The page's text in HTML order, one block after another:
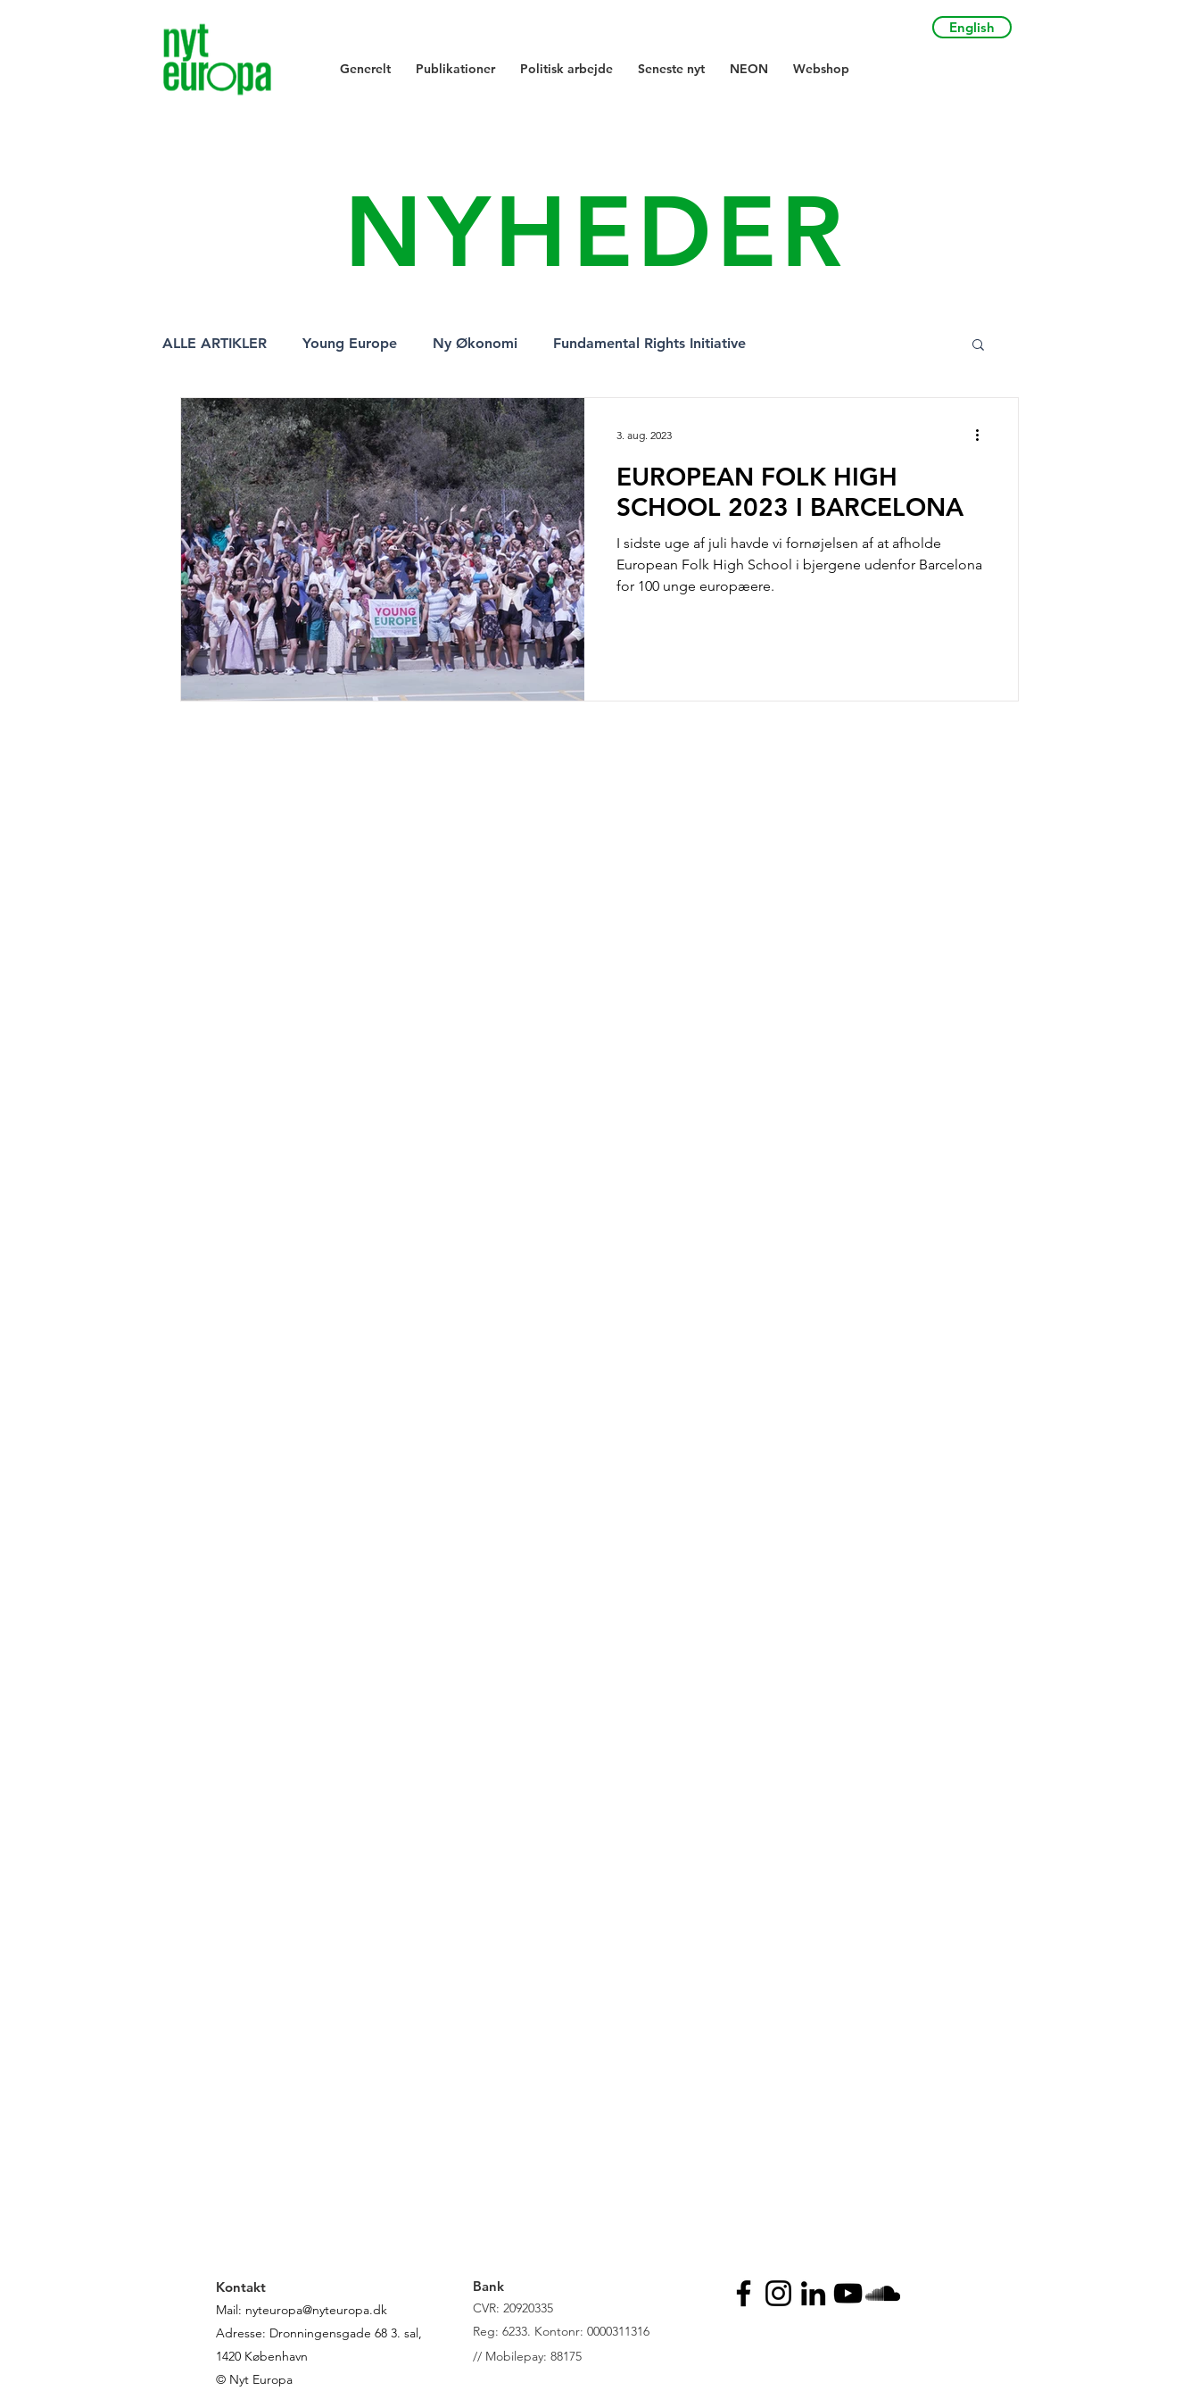
Generelt Publikationer Politisk arbejde Seneste nyt NEON Webshop
English
NYHEDER
ALLE ARTIKLER Young Europe Ny Økonomi Fundamental Rights Initiative
Rettigheder og Demokrati Klima og Miljø Medlemsdebat
Pressemeddelelse
EUROPEAN FOLK HIGH
SCHOOL 2023 I BARCELONA
I sidste uge af juli havde vi fornøjelsen af at afholde
European Folk High School i bjergene udenfor Barcelona
for 100 unge europæere.
3. aug. 2023
Kontakt
Mail: nyteuropa@nyteuropa.dk
Adresse: Dronningensgade 68 3. sal,
1420 København
© Nyt Europa
Bank
CVR: 20920335
Reg: 6233. Kontonr: 0000311316
// Mobilepay: 88175